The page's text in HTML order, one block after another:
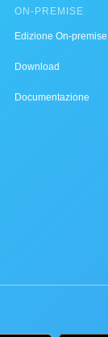
ON-PREMISE
Edizione On-premise
Download
Documentazione